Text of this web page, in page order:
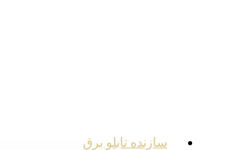
سازنده تابلو برق